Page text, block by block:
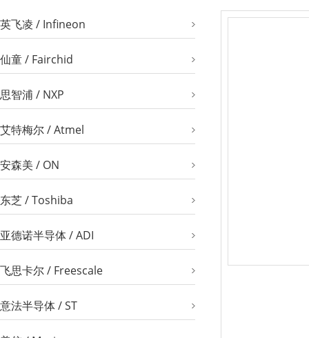
英飞凌 / Infineon
仙童 / Fairchid
思智浦 / NXP
艾特梅尔 / Atmel
安森美 / ON
东芝 / Toshiba
亚德诺半导体 / ADI
飞思卡尔 / Freescale
意法半导体 / ST